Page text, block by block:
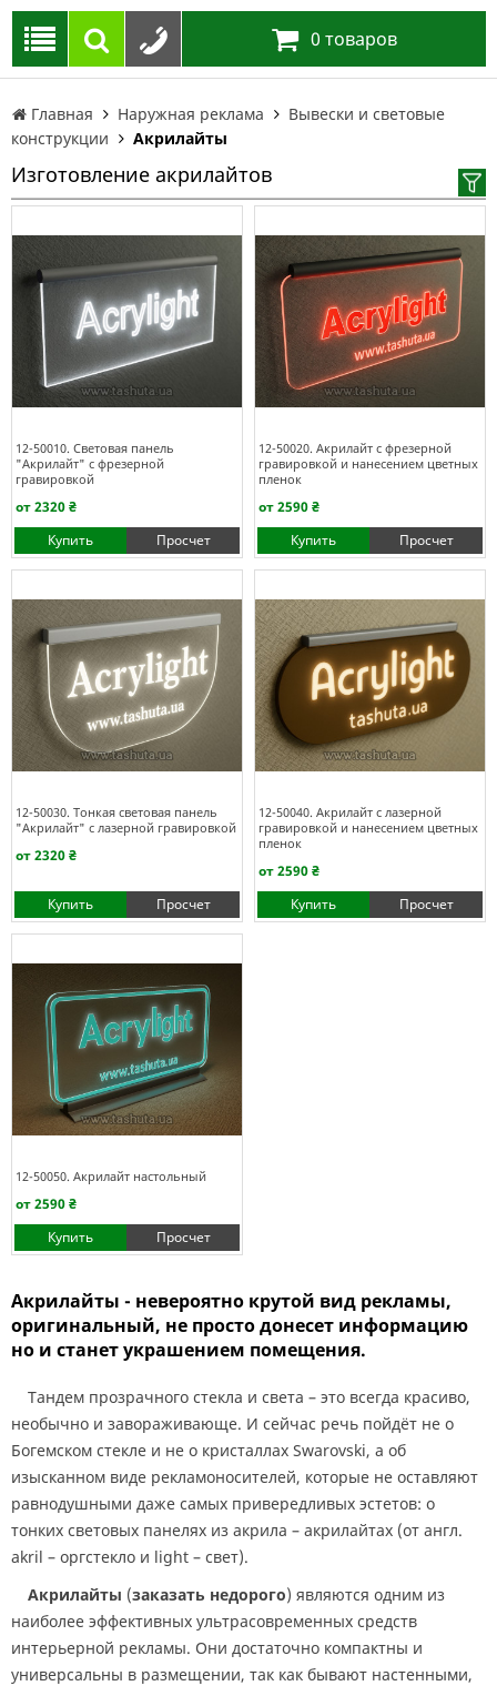
0 товаров
Главная Наружная реклама
Вывески и световые
конструкции
Акрилайты
Изготовление акрилайтов
12-50010. Световая панель
"Акрилайт" с фрезерной
гравировкой
от 2320 ₴
Купить
Просчет
12-50020. Акрилайт с фрезерной
гравировкой и нанесением цветных
пленок
от 2590 ₴
Купить
Просчет
12-50030. Тонкая световая панель
"Акрилайт" с лазерной гравировкой
от 2320 ₴
Купить Просчет
12-50040. Акрилайт с лазерной
гравировкой и нанесением цветных
пленок
от 2590 ₴
Купить
Просчет
12-50050. Акрилайт настольный
от 2590 ₴
Купить
Просчет
Акрилайты - невероятно крутой вид рекламы,
оригинальный, не просто донесет информацию
но и станет украшением помещения.
Тандем прозрачного стекла и света – это всегда красиво,
необычно и завораживающе. И сейчас речь пойдёт не о
Богемском стекле и не о кристаллах Swarovski, а об
изысканном виде рекламоносителей, которые не оставляют
равнодушными даже самых привередливых эстетов: о
тонких световых панелях из акрила – акрилайтах (от англ.
akril – оргстекло и light – свет).
Акрилайты (заказать недорого) являются одним из
наиболее эффективных ультрасовременных средств
интерьерной рекламы. Они достаточно компактны и
универсальны в размещении, так как бывают настенными,